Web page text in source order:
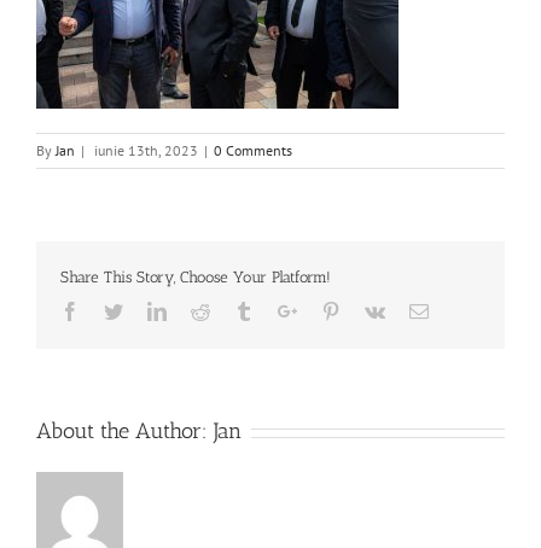
ByJan | iunie 13th, 2023 | 0 Comments
Share This Story, Choose Your Platform!
Facebook
TwitterLinkedinReddit TumblrGoogle+Pinterest
Vk Email
About the Author: Jan